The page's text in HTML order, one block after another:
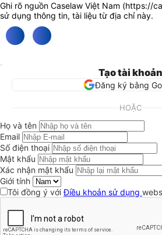
Ghi rõ nguồn Caselaw Việt Nam (https://
sử dụng thông tin, tài liệu từ địa chỉ này.
Tạo tài khoản
Đăng ký bằng
HOẶC
Họ và tên
Email
Số điện thoại
Mật khẩu
Xác nhận mật khẩu
Giới tính
Tôi đồng ý vớiĐiều khoản sử dụng